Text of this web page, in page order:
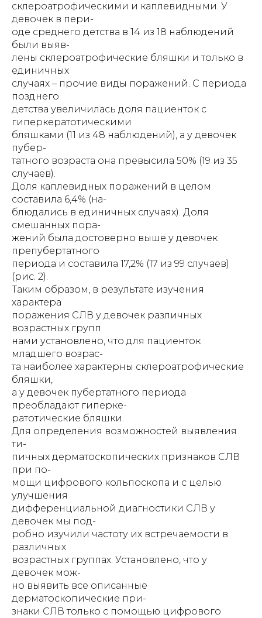
склероатрофическими и каплевидными. У
девочек в пери-
оде среднего детства в 14 из 18 наблюдений
были выяв-
лены склероатрофические бляшки и только в
единичных
случаях – прочие виды поражений. С периода
позднего
детства увеличилась доля пациенток с
гиперкератотическими
бляшками (11 из 48 наблюдений), а у девочек
пубер-
татного возраста она превысила 50% (19 из 35
случаев).
Доля каплевидных поражений в целом
составила 6,4% (на-
блюдались в единичных случаях). Доля
смешанных пора-
жений была достоверно выше у девочек
препубертатного
периода и составила 17,2% (17 из 99 случаев)
(рис. 2).
Таким образом, в результате изучения
характера
поражения СЛВ у девочек различных
возрастных групп
нами установлено, что для пациенток
младшего возрас-
та наиболее характерны склероатрофические
бляшки,
а у девочек пубертатного периода
преобладают гиперке-
ратотические бляшки.
Для определения возможностей выявления
ти-
пичных дерматоскопических признаков СЛВ
при по-
мощи цифрового кольпоскопа и с целью
улучшения
дифференциальной диагностики СЛВ у
девочек мы под-
робно изучили частоту их встречаемости в
различных
возрастных группах. Установлено, что у
девочек мож-
но выявить все описанные
дерматоскопические при-
знаки СЛВ только с помощью цифрового